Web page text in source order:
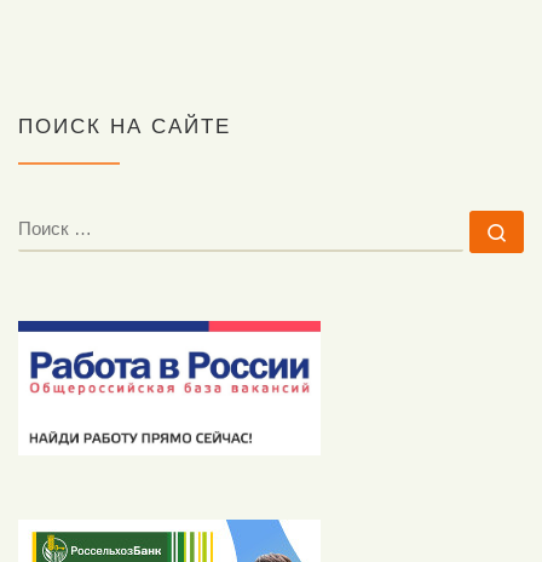
ПОИСК НА САЙТЕ
ПОИСК